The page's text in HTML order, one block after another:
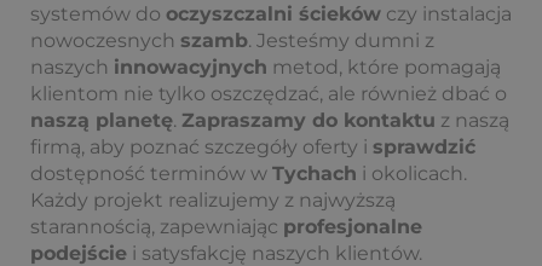
systemów do oczyszczalni ścieków czy instalacja
nowoczesnych szamb. Jesteśmy dumni z
naszych innowacyjnych metod, które pomagają
klientom nie tylko oszczędzać, ale również dbać o
naszą planetę. Zapraszamy do kontaktu z naszą
firmą, aby poznać szczegóły oferty i sprawdzić
dostępność terminów w Tychach i okolicach.
Każdy projekt realizujemy z najwyższą
starannością, zapewniając profesjonalne
podejście i satysfakcję naszych klientów.